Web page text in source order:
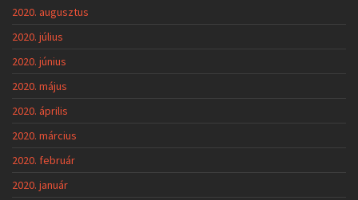
2020. augusztus
2020. július
2020. június
2020. május
2020. április
2020. március
2020. február
2020. január